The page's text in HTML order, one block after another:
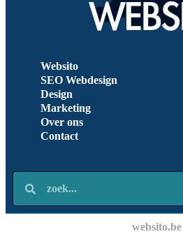
Websito
SEO Webdesign
Design
Marketing
Over ons
Contact
websito.be